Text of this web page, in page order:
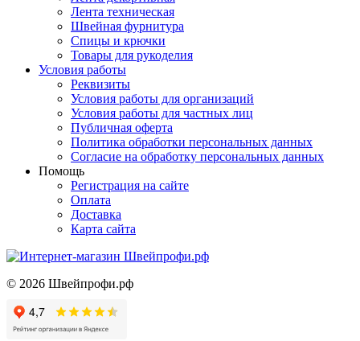
Лента техническая
Швейная фурнитура
Спицы и крючки
Товары для рукоделия
Условия работы
Реквизиты
Условия работы для организаций
Условия работы для частных лиц
Публичная оферта
Политика обработки персональных данных
Согласие на обработку персональных данных
Помощь
Регистрация на сайте
Оплата
Доставка
Карта сайта
© 2026 Швейпрофи.рф